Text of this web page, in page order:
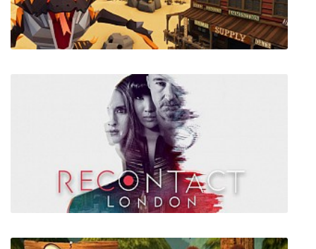
SpiderHeck
Desert Skies